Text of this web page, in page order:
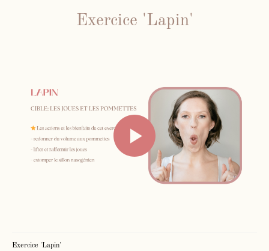
Exercice 'Lapin'
Exercice 'Lapin'